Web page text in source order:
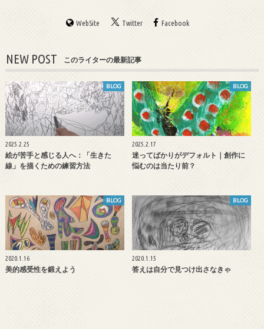
WebSite Twitter Facebook
NEW POST このライターの最新記事
BLOG
2025.2.25
絵が苦手と感じる人へ：「生きた
線」を描くための練習方法
BLOG
2025.2.17
迷ってばかりがデフォルト｜創作に
悩むのは当たり前？
BLOG
2020.1.16
美的感受性を鍛えよう
BLOG
2020.1.15
答えは自分で見つけ出さなきゃ